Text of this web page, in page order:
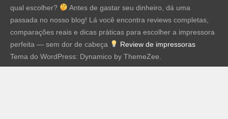
qual escolher?
Antes de gastar seu dinheiro, dá uma
passada no nosso blog! Lá você encontra reviews completas,
comparações reais e dicas práticas para escolher a impressora
perfeita — sem dor de cabeça
Review de impressoras
Tema do WordPress: Dynamico by ThemeZee.